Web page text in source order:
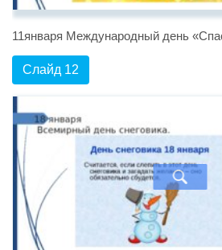
11января Международный день
Слайд 12